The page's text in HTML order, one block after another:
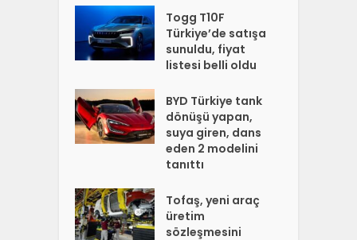
Togg T10F
Türkiye’de satışa
sunuldu, fiyat
listesi belli oldu
BYD Türkiye tank
dönüşü yapan,
suya giren, dans
eden 2 modelini
tanıttı
Tofaş, yeni araç
üretim
sözleşmesini